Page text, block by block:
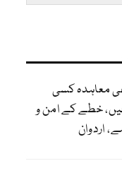
معاہدہ کسی
خطے کے امن و
اردوان